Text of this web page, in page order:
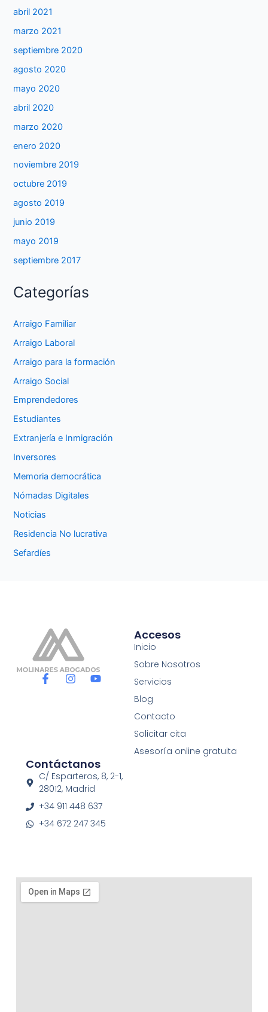
abril 2021
marzo 2021
septiembre 2020
agosto 2020
mayo 2020
abril 2020
marzo 2020
enero 2020
noviembre 2019
octubre 2019
agosto 2019
junio 2019
mayo 2019
septiembre 2017
Categorías
Arraigo Familiar
Arraigo Laboral
Arraigo para la formación
Arraigo Social
Emprendedores
Estudiantes
Extranjería e Inmigración
Inversores
Memoria democrática
Nómadas Digitales
Noticias
Residencia No lucrativa
Sefardíes
F
-
f
I
m
Y
Accesos
Inicio
Sobre Nosotros
Servicios
Blog
Contacto
Solicitar cita
Asesoría online gratuita
Contáctanos
C/ Esparteros, 8, 2-1,
28012, Madrid
+34 911 448 637
+34 672 247 345